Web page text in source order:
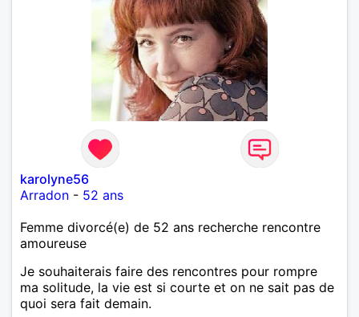
karolyne56
Arradon - 52 ans
Femme divorcé(e) de 52 ans recherche rencontre
amoureuse
Je souhaiterais faire des rencontres pour rompre
ma solitude, la vie est si courte et on ne sait pas de
quoi sera fait demain.